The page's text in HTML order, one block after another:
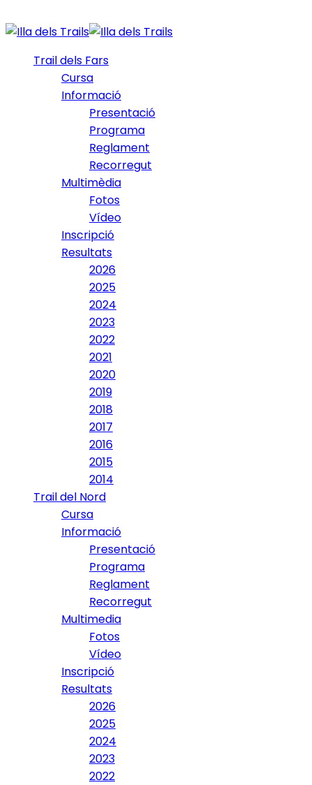
Trail dels Fars
Cursa
Informació
Presentació
Programa
Reglament
Recorregut
Multimèdia
Fotos
Vídeo
Inscripció
Resultats
2026
2025
2024
2023
2022
2021
2020
2019
2018
2017
2016
2015
2014
Trail del Nord
Cursa
Informació
Presentació
Programa
Reglament
Recorregut
Multimedia
Fotos
Vídeo
Inscripció
Resultats
2026
2025
2024
2023
2022